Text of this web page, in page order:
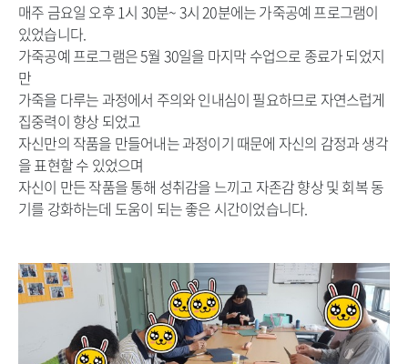
매주 금요일 오후 1시 30분~ 3시 20분에는 가죽공예 프로그램이
있었습니다.
가죽공예 프로그램은 5월 30일을 마지막 수업으로 종료가 되었지
만
가죽을 다루는 과정에서 주의와 인내심이 필요하므로 자연스럽게
집중력이 향상 되었고
자신만의 작품을 만들어내는 과정이기 때문에 자신의 감정과 생각
을 표현할 수 있었으며
자신이 만든 작품을 통해 성취감을 느끼고 자존감 향상 및 회복 동
기를 강화하는데 도움이 되는 좋은 시간이었습니다.